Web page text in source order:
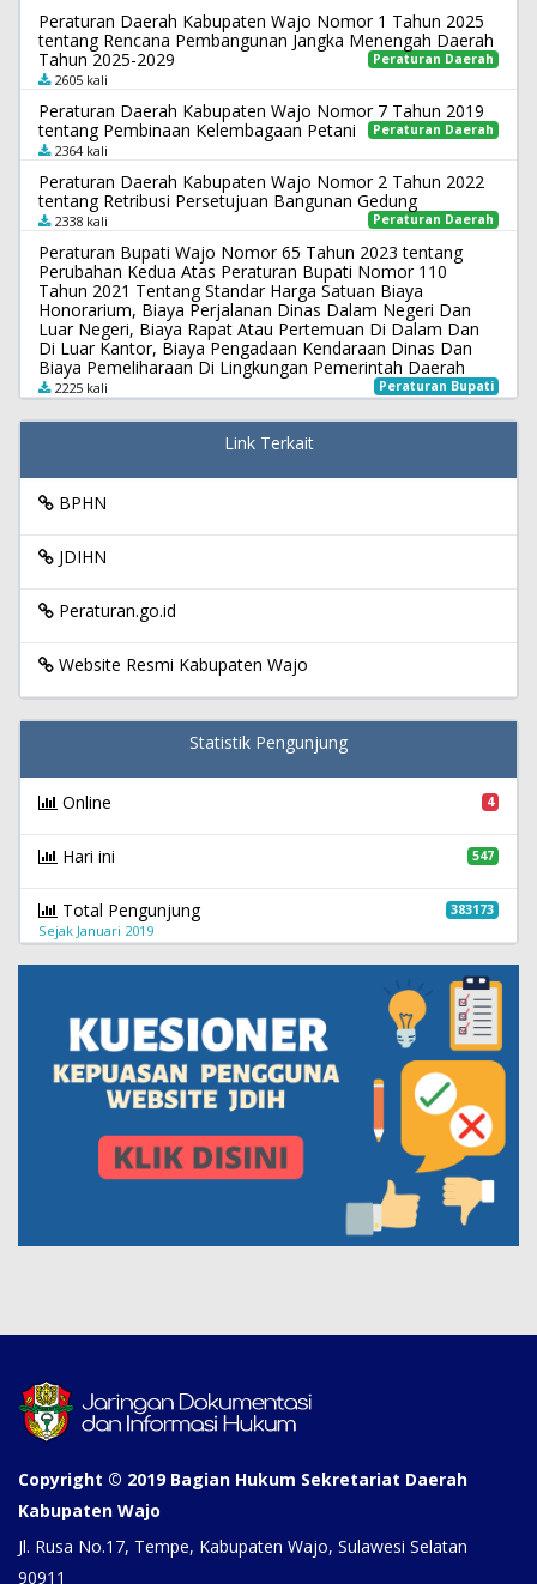
Peraturan Daerah Kabupaten Wajo Nomor 1 Tahun 2025
tentang Rencana Pembangunan Jangka Menengah Daerah
Tahun 2025-2029
Peraturan Daerah
2605 kali
Peraturan Daerah Kabupaten Wajo Nomor 7 Tahun 2019
tentang Pembinaan Kelembagaan Petani
Peraturan Daerah
2364 kali
Peraturan Daerah Kabupaten Wajo Nomor 2 Tahun 2022
tentang Retribusi Persetujuan Bangunan Gedung
Peraturan Daerah
2338 kali
Peraturan Bupati Wajo Nomor 65 Tahun 2023 tentang
Perubahan Kedua Atas Peraturan Bupati Nomor 110
Tahun 2021 Tentang Standar Harga Satuan Biaya
Honorarium, Biaya Perjalanan Dinas Dalam Negeri Dan
Luar Negeri, Biaya Rapat Atau Pertemuan Di Dalam Dan
Di Luar Kantor, Biaya Pengadaan Kendaraan Dinas Dan
Biaya Pemeliharaan Di Lingkungan Pemerintah Daerah
Peraturan Bupati
2225 kali
Link Terkait
BPHN
JDIHN
Peraturan.go.id
Website Resmi Kabupaten Wajo
Statistik Pengunjung
Online 4
Hari ini 547
Total Pengunjung 383173
Sejak Januari 2019
Copyright © 2019 Bagian Hukum Sekretariat Daerah
Kabupaten Wajo
Jl. Rusa No.17, Tempe, Kabupaten Wajo, Sulawesi Selatan
90911